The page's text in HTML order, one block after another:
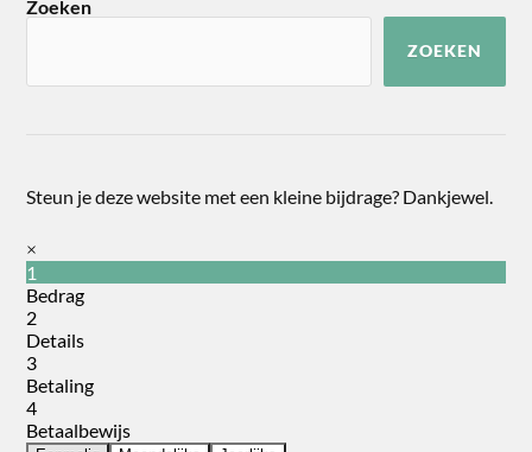
Zoeken
ZOEKEN
Steun je deze website met een kleine bijdrage? Dankjewel.